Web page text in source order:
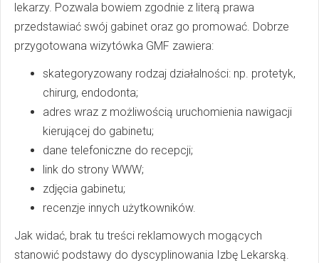
lekarzy. Pozwala bowiem zgodnie z literą prawa
przedstawiać swój gabinet oraz go promować. Dobrze
przygotowana wizytówka GMF zawiera:
skategoryzowany rodzaj działalności: np. protetyk,
chirurg, endodonta;
adres wraz z możliwością uruchomienia nawigacji
kierującej do gabinetu;
dane telefoniczne do recepcji;
link do strony WWW;
zdjęcia gabinetu;
recenzje innych użytkowników.
Jak widać, brak tu treści reklamowych mogących
stanowić podstawy do dyscyplinowania Izbę Lekarską.